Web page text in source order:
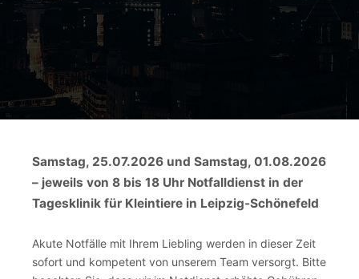
Samstag, 25.07.2026 und Samstag, 01.08.2026
– jeweils von 8 bis 18 Uhr Notfalldienst in der
Tagesklinik für Kleintiere in Leipzig-Schönefeld
Akute Notfälle mit Ihrem Liebling werden in dieser Zeit
sofort und kompetent von unserem Team versorgt. Bitte